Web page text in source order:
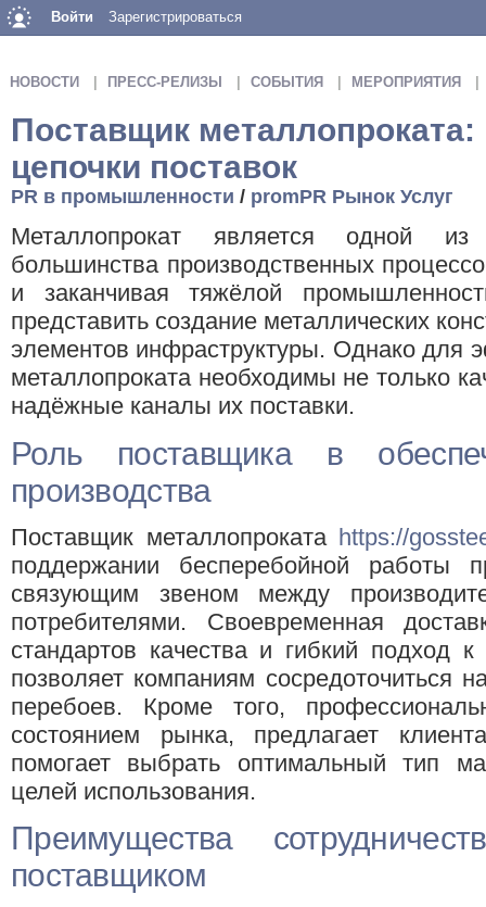
Войти Зарегистрироваться
НОВОСТИ ПРЕСС-РЕЛИЗЫ СОБЫТИЯ МЕРОПРИЯТИЯ
Поставщик
цепочки поставок
PR в промышленности / promPR Рынок Услуг
Металлопрокат является одной
большинства производственных
и заканчивая тяжёлой
представить создание металлических
элементов инфраструктуры. Однако для
металлопроката необходимы не только
надёжные каналы их поставки.
Роль поставщика в
производства
Поставщик металлопроката https://
поддержании бесперебойной работы
связующим звеном между
потребителями. Своевременная
стандартов качества и гибкий подход
позволяет компаниям сосредоточиться
перебоев. Кроме того,
состоянием рынка, предлагает
помогает выбрать оптимальный тип
целей использования.
Преимущества
поставщиком